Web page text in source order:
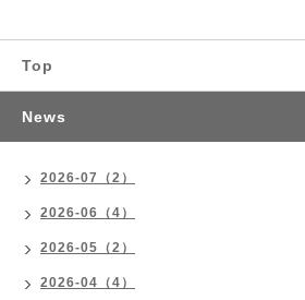
Top
News
2026-07（2）
2026-06（4）
2026-05（2）
2026-04（4）